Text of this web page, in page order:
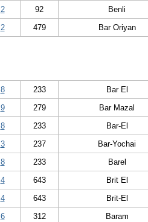
Benli
92
2
Bar Oriyan
479
2
Bar El
233
8
Bar Mazal
279
9
Bar-El
233
8
Bar-Yochai
237
3
Barel
233
8
Brit El
643
4
Brit-El
643
4
Baram
312
6